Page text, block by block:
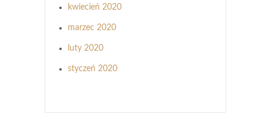
kwiecień 2020
marzec 2020
luty 2020
styczeń 2020